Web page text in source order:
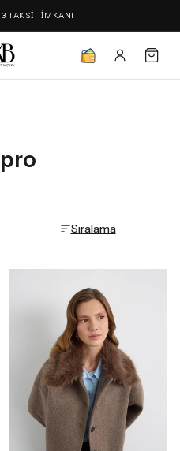
TAKSİT İMKANI
Sıralama